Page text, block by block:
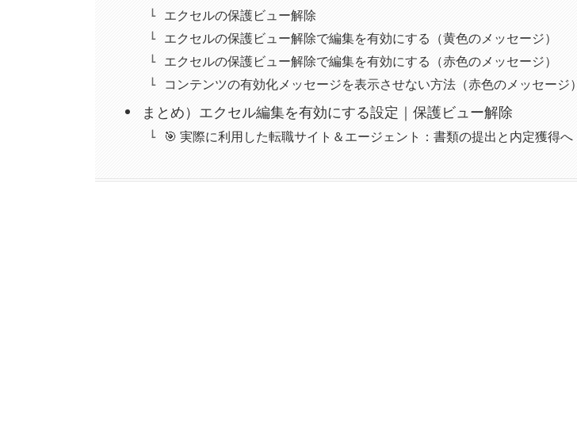
エクセルの保護ビュー解除
エクセルの保護ビュー解除で編集を有効にする（黄色のメッセージ）
エクセルの保護ビュー解除で編集を有効にする（赤色のメッセージ）
コンテンツの有効化メッセージを表示させない方法（赤色のメッセージ）
まとめ）エクセル編集を有効にする設定｜保護ビュー解除
🎯 実際に利用した転職サイト＆エージェント：書類の提出と内定獲得へ